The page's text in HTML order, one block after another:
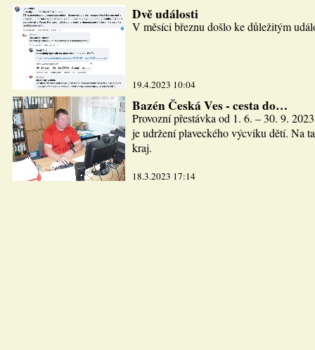
Dvě události
V měsíci březnu došlo ke důležitým
19.4.2023 10:04
Bazén Česká Ves - cesta do…
Provozní přestávka od 1. 6. – 30. 9.
je udržení plaveckého výcviku dětí. Na
kraj.
18.3.2023 17:14